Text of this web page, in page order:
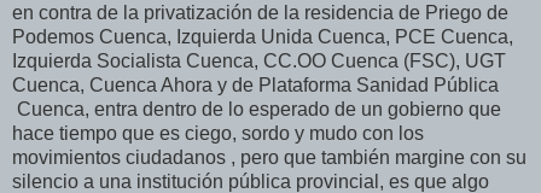
en contra de la privatización de la residencia de Priego de
Podemos Cuenca, Izquierda Unida Cuenca, PCE Cuenca,
Izquierda Socialista Cuenca, CC.OO Cuenca (FSC), UGT
Cuenca, Cuenca Ahora y de Plataforma Sanidad Pública
Cuenca, entra dentro de lo esperado de un gobierno que
hace tiempo que es ciego, sordo y mudo con los
movimientos ciudadanos , pero que también margine con su
silencio a una institución pública provincial, es que algo